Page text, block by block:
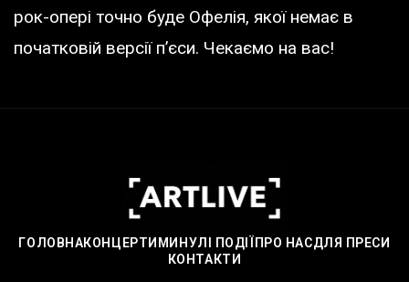
рок-опері точно буде Офелія, якої немає в
початковій версії п’єси. Чекаємо на вас!
ГОЛОВНАКОНЦЕРТИ МИНУЛІ ПОДІЇ ПРО НАСДЛЯ ПРЕСИ
КОНТАКТИ